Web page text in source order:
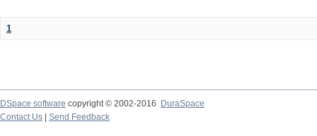
1
DSpace software copyright © 2002-2016
DuraSpace
Contact Us
Send Feedback